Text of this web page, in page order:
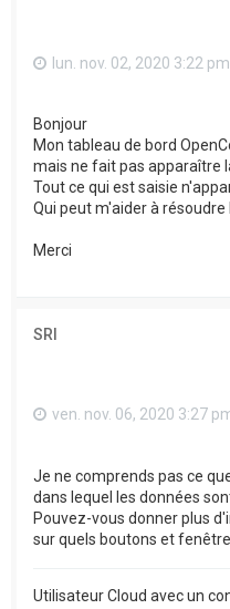
lun. nov. 02, 2020 3:22 pm
Bonjour
Mon tableau de bord
mais ne fait pas apparaître
Tout ce qui est saisie
Qui peut m'aider à résoudre
Merci
SRI
ven. nov. 06, 2020 3:27
Je ne comprends pas ce
dans lequel les données
Pouvez-vous donner plus
sur quels boutons et
Utilisateur Cloud avec un